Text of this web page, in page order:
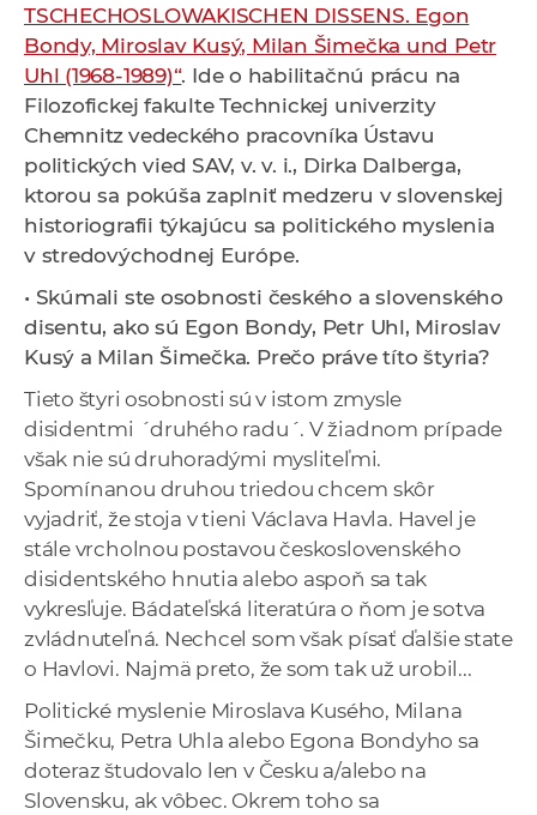
r
c
n
í
k
c
TSCHECHOSLOWAKISCHEN DISSENS. Egon
Bondy, Miroslav Kusý, Milan Šimečka und Petr
Uhl (1968-1989)“. Ide o habilitačnú prácu na
Filozofickej fakulte Technickej univerzity
Chemnitz vedeckého pracovníka Ústavu
politických vied SAV, v. v. i., Dirka Dalberga,
ktorou sa pokúša zaplniť medzeru v slovenskej
historiografii týkajúcu sa politického myslenia
v stredovýchodnej Európe.
• Skúmali ste osobnosti českého a slovenského
disentu, ako sú Egon Bondy, Petr Uhl, Miroslav
Kusý a Milan Šimečka. Prečo práve títo štyria?
Tieto štyri osobnosti sú v istom zmysle
disidentmi ´druhého radu´. V žiadnom prípade
však nie sú druhoradými mysliteľmi.
Spomínanou druhou triedou chcem skôr
vyjadriť, že stoja v tieni Václava Havla. Havel je
stále vrcholnou postavou československého
disidentského hnutia alebo aspoň sa tak
vykresľuje. Bádateľská literatúra o ňom je sotva
zvládnuteľná. Nechcel som však písať ďalšie state
o Havlovi. Najmä preto, že som tak už urobil...
Politické myslenie Miroslava Kusého, Milana
Šimečku, Petra Uhla alebo Egona Bondyho sa
doteraz študovalo len v Česku a/alebo na
Slovensku, ak vôbec. Okrem toho sa